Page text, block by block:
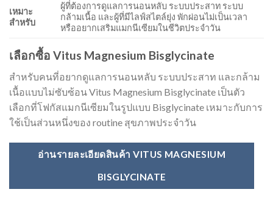
เหมาะ
สำหรับ
ผู้ที่ต้องการดูแลการนอนหลับ ระบบประสาท ระบบ
กล้ามเนื้อ และผู้ที่มีไลฟ์สไตล์ยุ่ง พักผ่อนไม่เป็นเวลา
หรืออยากเสริมแมกนีเซียมในชีวิตประจำวัน
เลือกซื้อ Vitus Magnesium Bisglycinate
สำหรับคนที่อยากดูแลการนอนหลับ ระบบประสาท และกล้าม
เนื้อแบบไม่ซับซ้อน Vitus Magnesium Bisglycinate เป็นตัว
เลือกที่โฟกัสแมกนีเซียมในรูปแบบ Bisglycinate เหมาะกับการ
ใช้เป็นส่วนหนึ่งของ routine สุขภาพประจำวัน
อ่านรายละเอียดสินค้า VITUS MAGNESIUM
BISGLYCINATE